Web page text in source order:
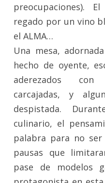
preocupaciones).
regado por un vino
el ALMA…
Una mesa,
hecho de oyente,
aderezados con
carcajadas, y
despistada.
culinario, el
palabra para no
pausas que
pase de modelos